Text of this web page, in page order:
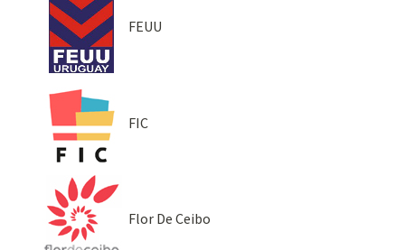
FEUU
FIC
Flor De Ceibo